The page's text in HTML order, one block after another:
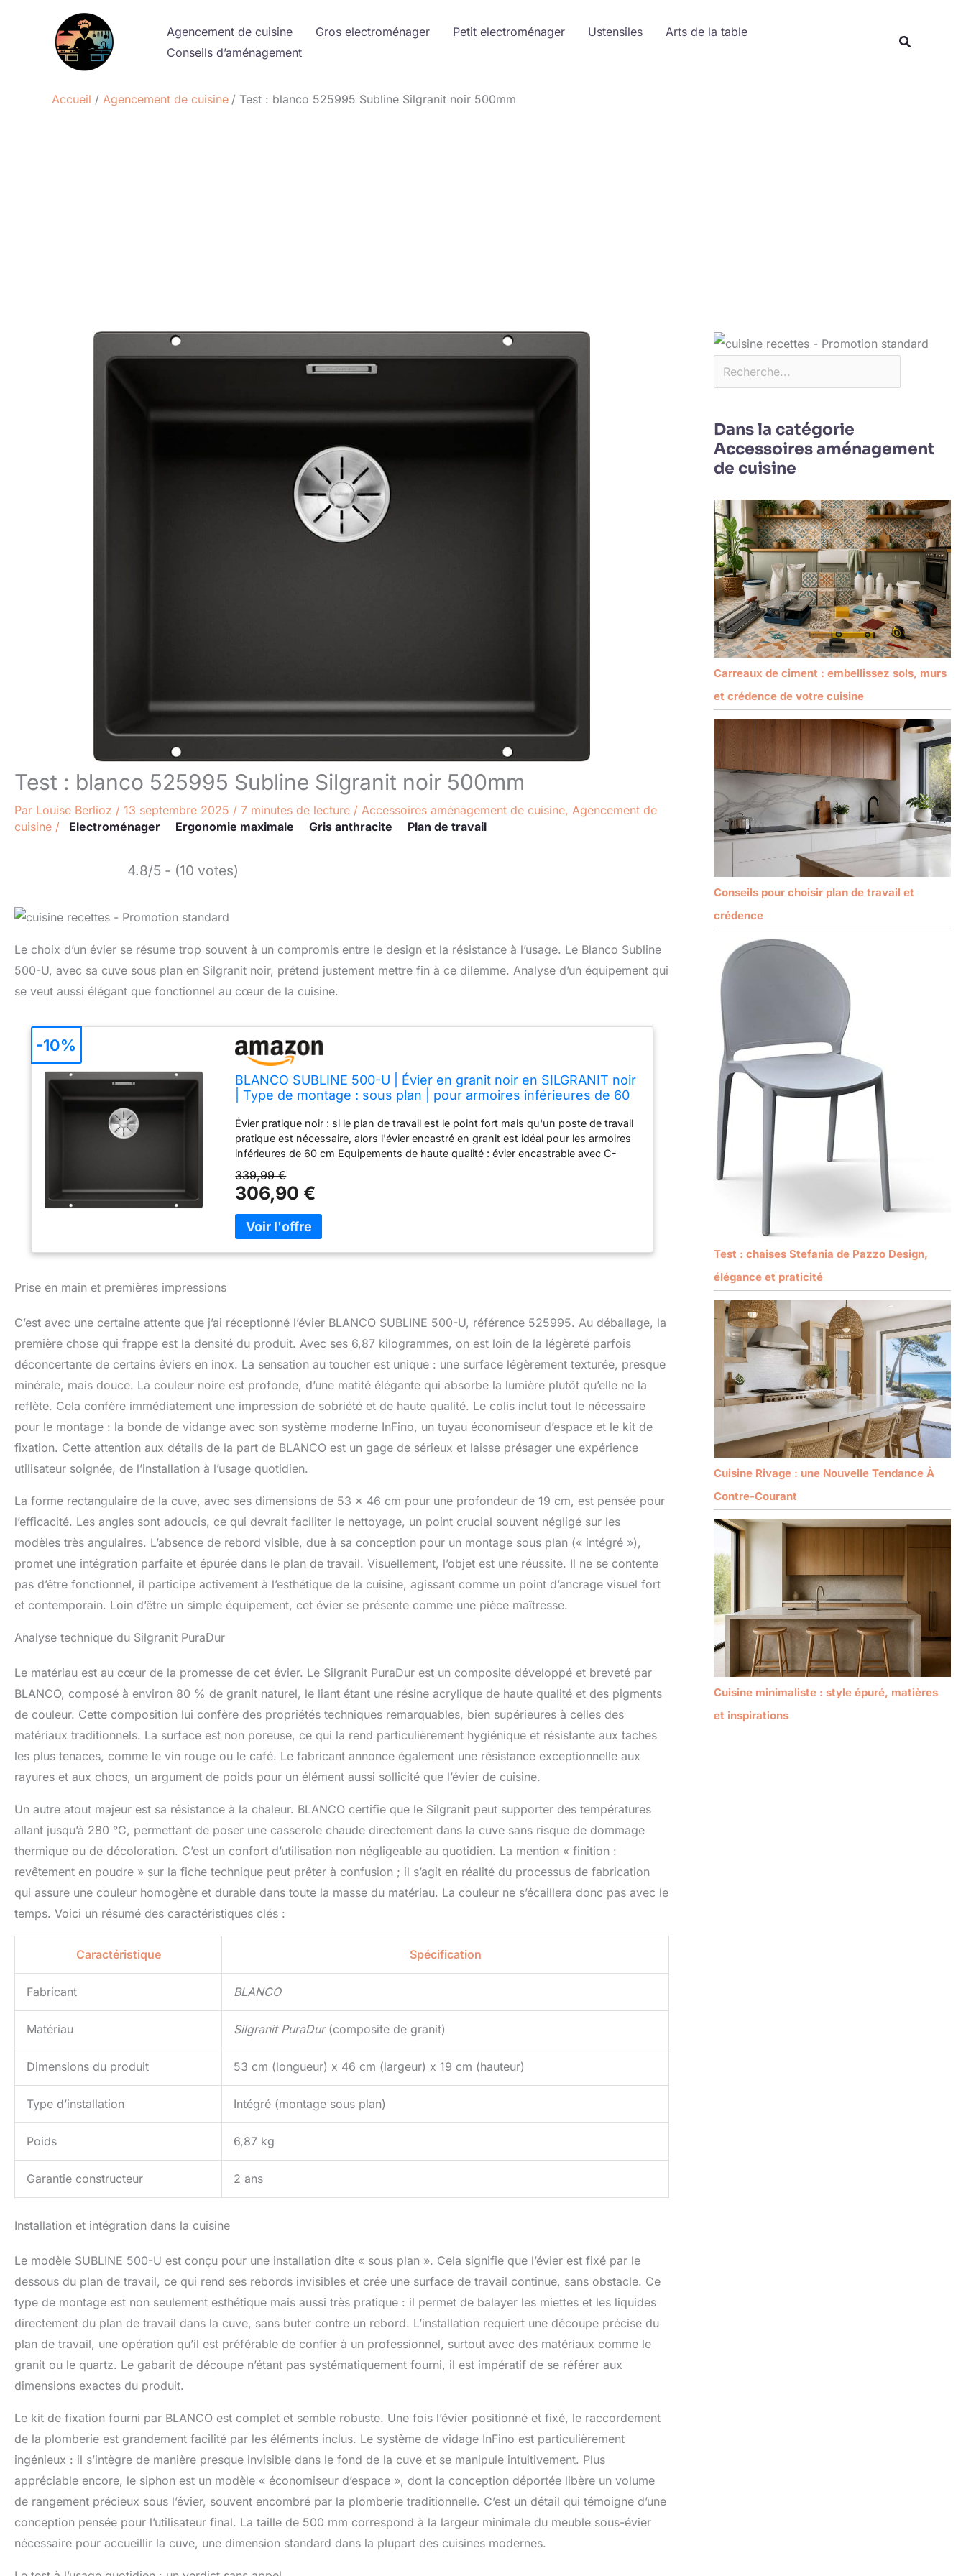
Agencement de cuisine Gros electroménager Petit electroménager Ustensiles
Arts de la table
Conseils d’aménagement
Accueil Agencement de cuisine Test : blanco 525995 Subline Silgranit noir 500mm
Test : blanco 525995 Subline Silgranit noir 500mm
Par Louise Berlioz / 13 septembre 2025 / 7 minutes de lecture / Accessoires aménagement de cuisine, Agencement de
cuisine / Electroménager Ergonomie maximale Gris anthracite Plan de travail
4.8/5 - (10 votes)
Le choix d’un évier se résume trop souvent à un compromis entre le design et la résistance à l’usage. Le Blanco Subline
500-U, avec sa cuve sous plan en Silgranit noir, prétend justement mettre fin à ce dilemme. Analyse d’un équipement qui
se veut aussi élégant que fonctionnel au cœur de la cuisine.
BLANCO SUBLINE 500-U | Évier en granit noir en SILGRANIT noir
| Type de montage : sous plan | pour armoires inférieures de 60
et une seule
Évier pratique noir : si le plan de travail est le point fort mais qu'un poste de travail
pratique est nécessaire, alors l'évier encastré en granit est idéal pour les armoires
inférieures de 60 cm Equipements de haute qualité : évier encastrable avec C-
overflow️ trop-plein et BLANCO InFino️ système de vidange uniforme - Sans bords,
bords ni joints, pour un nettoyage facile Évier en granit SILGRANIT : le matériau
composite breveté composé jusqu'à 80 % de quartz est une pierre artificielle de
haute qualité – facile d'entretien, résistant aux rayures, résistant et résistant à la
chaleur Exploiter tout le potentiel de l'évier de cuisine : avec les accessoires
être combinées sur l'évier, de la préparation des aliments à la vaisselle Contenu de
339,99 €
306,90 €
-10%
Prise en main et premières impressions
C’est avec une certaine attente que j’ai réceptionné l’évier BLANCO SUBLINE 500-U, référence 525995. Au déballage, la
première chose qui frappe est la densité du produit. Avec ses 6,87 kilogrammes, on est loin de la légèreté parfois
déconcertante de certains éviers en inox. La sensation au toucher est unique : une surface légèrement texturée, presque
minérale, mais douce. La couleur noire est profonde, d’une matité élégante qui absorbe la lumière plutôt qu’elle ne la
reflète. Cela confère immédiatement une impression de sobriété et de haute qualité. Le colis inclut tout le nécessaire
pour le montage : la bonde de vidange avec son système moderne InFino, un tuyau économiseur d’espace et le kit de
fixation. Cette attention aux détails de la part de BLANCO est un gage de sérieux et laisse présager une expérience
utilisateur soignée, de l’installation à l’usage quotidien.
La forme rectangulaire de la cuve, avec ses dimensions de 53 x 46 cm pour une profondeur de 19 cm, est pensée pour
l’efficacité. Les angles sont adoucis, ce qui devrait faciliter le nettoyage, un point crucial souvent négligé sur les
modèles très angulaires. L’absence de rebord visible, due à sa conception pour un montage sous plan (« intégré »),
promet une intégration parfaite et épurée dans le plan de travail. Visuellement, l’objet est une réussite. Il ne se contente
pas d’être fonctionnel, il participe activement à l’esthétique de la cuisine, agissant comme un point d’ancrage visuel fort
et contemporain. Loin d’être un simple équipement, cet évier se présente comme une pièce maîtresse.
Analyse technique du Silgranit PuraDur
Le matériau est au cœur de la promesse de cet évier. Le Silgranit PuraDur est un composite développé et breveté par
BLANCO, composé à environ 80 % de granit naturel, le liant étant une résine acrylique de haute qualité et des pigments
de couleur. Cette composition lui confère des propriétés techniques remarquables, bien supérieures à celles des
matériaux traditionnels. La surface est non poreuse, ce qui la rend particulièrement hygiénique et résistante aux taches
les plus tenaces, comme le vin rouge ou le café. Le fabricant annonce également une résistance exceptionnelle aux
rayures et aux chocs, un argument de poids pour un élément aussi sollicité que l’évier de cuisine.
Un autre atout majeur est sa résistance à la chaleur. BLANCO certifie que le Silgranit peut supporter des températures
allant jusqu’à 280 °C, permettant de poser une casserole chaude directement dans la cuve sans risque de dommage
thermique ou de décoloration. C’est un confort d’utilisation non négligeable au quotidien. La mention « finition :
revêtement en poudre » sur la fiche technique peut prêter à confusion ; il s’agit en réalité du processus de fabrication
qui assure une couleur homogène et durable dans toute la masse du matériau. La couleur ne s’écaillera donc pas avec le
temps. Voici un résumé des caractéristiques clés :
Caractéristique Spécification
Fabricant BLANCO
Matériau Silgranit PuraDur(composite de granit)
Dimensions du produit 53 cm (longueur) x 46 cm (largeur) x 19 cm (hauteur)
Type d’installation Intégré (montage sous plan)
Poids 6,87 kg
Garantie constructeur 2 ans
Installation et intégration dans la cuisine
Le modèle SUBLINE 500-U est conçu pour une installation dite « sous plan ». Cela signifie que l’évier est fixé par le
dessous du plan de travail, ce qui rend ses rebords invisibles et crée une surface de travail continue, sans obstacle. Ce
type de montage est non seulement esthétique mais aussi très pratique : il permet de balayer les miettes et les liquides
directement du plan de travail dans la cuve, sans buter contre un rebord. L’installation requiert une découpe précise du
plan de travail, une opération qu’il est préférable de confier à un professionnel, surtout avec des matériaux comme le
granit ou le quartz. Le gabarit de découpe n’étant pas systématiquement fourni, il est impératif de se référer aux
dimensions exactes du produit.
Le kit de fixation fourni par BLANCO est complet et semble robuste. Une fois l’évier positionné et fixé, le raccordement
de la plomberie est grandement facilité par les éléments inclus. Le système de vidage InFino est particulièrement
ingénieux : il s’intègre de manière presque invisible dans le fond de la cuve et se manipule intuitivement. Plus
appréciable encore, le siphon est un modèle « économiseur d’espace », dont la conception déportée libère un volume
de rangement précieux sous l’évier, souvent encombré par la plomberie traditionnelle. C’est un détail qui témoigne d’une
conception pensée pour l’utilisateur final. La taille de 500 mm correspond à la largeur minimale du meuble sous-évier
nécessaire pour accueillir la cuve, une dimension standard dans la plupart des cuisines modernes.
Dans la catégorie
Accessoires aménagement
de cuisine
Carreaux de ciment : embellissez sols, murs
et crédence de votre cuisine
Conseils pour choisir plan de travail et
crédence
Test : chaises Stefania de Pazzo Design,
élégance et praticité
Cuisine Rivage : une Nouvelle Tendance À
Contre-Courant
Cuisine minimaliste : style épuré, matières
et inspirations